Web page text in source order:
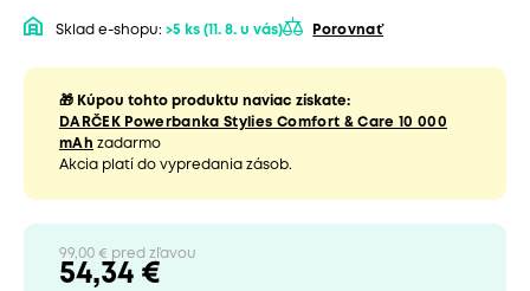
Sklad e-shopu: >5 ks (11. 8. u vás) Porovnať
🎁 Kúpou tohto produktu naviac získate:
DARČEK Powerbanka Stylies Comfort & Care 10 000
mAh zadarmo
Akcia platí do vypredania zásob.
99,00 € pred zľavou
54,34 €